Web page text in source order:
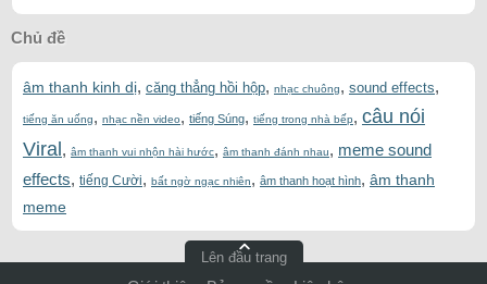
Chủ đề
âm thanh kinh dị, căng thẳng hồi hộp, nhạc chuông, sound effects,
tiếng ăn uống, nhạc nền video, tiếng Súng, tiếng trong nhà bếp, câu nói
Viral , âm thanh vui nhộn hài hước, âm thanh đánh nhau, meme sound
effects, tiếng Cười, bất ngờ ngạc nhiên, âm thanh hoạt hình, âm thanh
meme
Lên đầu trang